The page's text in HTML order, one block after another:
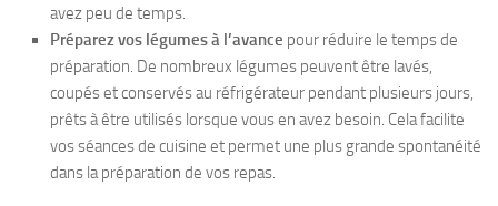
avez peu de temps.
Préparez vos légumes à l’avance pour réduire le temps de
préparation. De nombreux légumes peuvent être lavés,
coupés et conservés au réfrigérateur pendant plusieurs jours,
prêts à être utilisés lorsque vous en avez besoin. Cela facilite
vos séances de cuisine et permet une plus grande spontanéité
dans la préparation de vos repas.